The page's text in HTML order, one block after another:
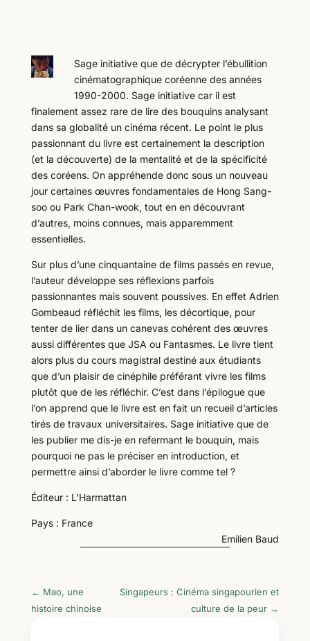
Sage initiative que de décrypter l’ébullition
cinématographique coréenne des années
1990-2000. Sage initiative car il est
finalement assez rare de lire des bouquins analysant
dans sa globalité un cinéma récent. Le point le plus
passionnant du livre est certainement la description
(et la découverte) de la mentalité et de la spécificité
des coréens. On appréhende donc sous un nouveau
jour certaines œuvres fondamentales de Hong Sang-
soo ou Park Chan-wook, tout en en découvrant
d’autres, moins connues, mais apparemment
essentielles.
Sur plus d’une cinquantaine de films passés en revue,
l’auteur développe ses réflexions parfois
passionnantes mais souvent poussives. En effet Adrien
Gombeaud réfléchit les films, les décortique, pour
tenter de lier dans un canevas cohérent des œuvres
aussi différentes que JSA ou Fantasmes. Le livre tient
alors plus du cours magistral destiné aux étudiants
que d’un plaisir de cinéphile préférant vivre les films
plutôt que de les réfléchir. C’est dans l’épilogue que
l’on apprend que le livre est en fait un recueil d’articles
tirés de travaux universitaires. Sage initiative que de
les publier me dis-je en refermant le bouquin, mais
pourquoi ne pas le préciser en introduction, et
permettre ainsi d’aborder le livre comme tel ?
Éditeur : L’Harmattan
Pays : France
Emilien Baud
← Mao, une
histoire chinoise
Singapeurs : Cinéma singapourien et
culture de la peur →